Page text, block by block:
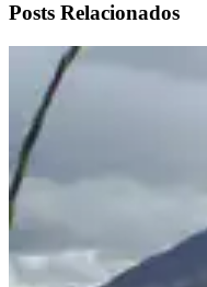
Posts Relacionados